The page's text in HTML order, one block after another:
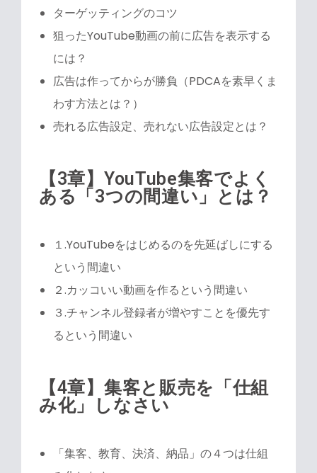
ターゲッティングのコツ
狙ったYouTube動画の前に広告を表示する
には？
広告は作ってからが勝負（PDCAを素早くま
わす方法とは？）
売れる広告設定、売れない広告設定とは？
【3章】YouTube集客でよく
ある「3つの間違い」とは？
１.YouTubeをはじめるのを先延ばしにする
という間違い
２.カッコいい動画を作るという間違い
３.チャンネル登録者が増やすことを優先す
るという間違い
【4章】集客と販売を「仕組
み化」しなさい
「集客、教育、決済、納品」の４つは仕組